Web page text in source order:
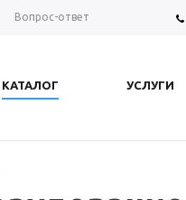
Вопрос-ответ
КАТАЛОГ УСЛУГИ